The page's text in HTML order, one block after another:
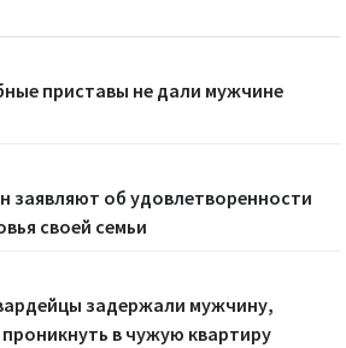
приставы не дали мужчине
заявляют об удовлетворенности
своей семьи
задержали мужчину,
в чужую квартиру